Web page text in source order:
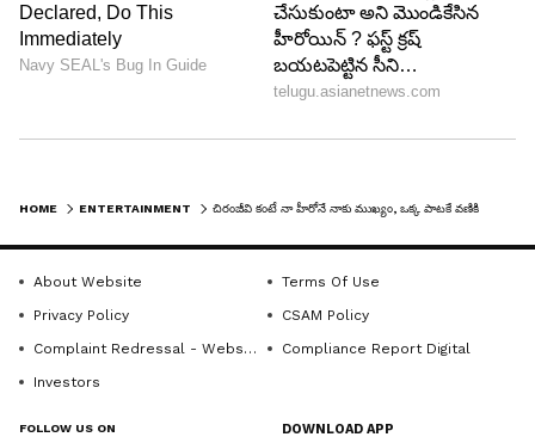
బావుంటుంది. ప్రేమ్ రక్షిత్ మాస్టర్ చాలా కష్టపడ్డారు.
రాంచరణ్ బాగా ప్రాక్టీస్ చేశాడు. అయినప్పటికీ షూట్
చేస్తుంటే చిరంజీవి గారి స్టెప్పులే బావున్నాయి అని
5
HOME ENTERTAINMENT
About Website
Terms Of Use
Privacy Policy
CSAM Policy
Complaint Redressal - Website
Compliance Report Digital
Investors
FOLLOW US ON DOWNLOAD APP